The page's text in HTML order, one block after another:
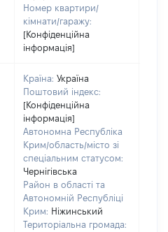
Номер квартири/
кімнати/гаражу:
[Конфіденційна
інформація]
Країна: Україна
Поштовий індекс:
[Конфіденційна
інформація]
Автономна Республіка
Крим/область/місто зі
спеціальним статусом:
Чернігівська
Район в області та
Автономній Республіці
Крим: Ніжинський
Територіальна громада: